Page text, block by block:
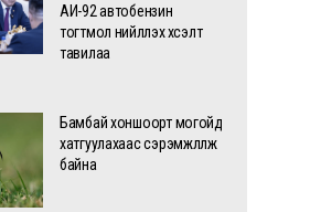
АИ-92 автобензин
тогтмол нийлүүлэх хүсэлт
тавилаа
Бамбай хоншоорт могойд
хатгуулахаас сэрэмжлүүлж
байна